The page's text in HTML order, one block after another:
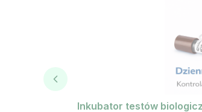
Inkubator testów